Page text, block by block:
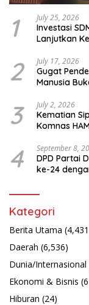
1 July 25, 2026
Investasi
Lanjutkan
2 July 17, 2026
Gugat
Manusia
3 July 2, 2026
Kematian
Komnas
4 September 8,
DPD Partai
ke-24
Kategori
Berita Utama
Daerah (6,536)
Dunia/Internasional
Ekonomi & Bisnis
Hiburan (24)